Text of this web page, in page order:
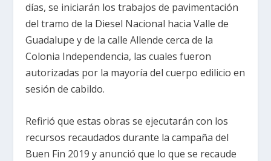
días, se iniciarán los trabajos de pavimentación
del tramo de la Diesel Nacional hacia Valle de
Guadalupe y de la calle Allende cerca de la
Colonia Independencia, las cuales fueron
autorizadas por la mayoría del cuerpo edilicio en
sesión de cabildo.
Refirió que estas obras se ejecutarán con los
recursos recaudados durante la campaña del
Buen Fin 2019 y anunció que lo que se recaude